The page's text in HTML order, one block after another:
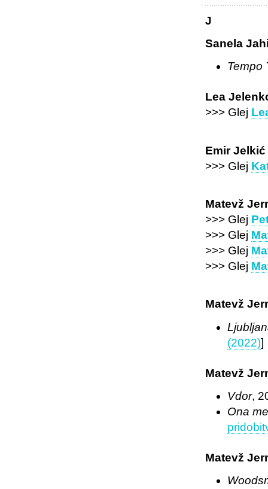
J
Sanela
Tempo
Lea
>>> Glej
Emir Jelkić
>>> Glej
Matevž
>>> Glej
>>> Glej
>>> Glej
>>> Glej
Matevž
(2022)]
Matevž
Vdor,
Ona
Matevž